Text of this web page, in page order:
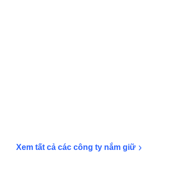
Xem tất cả các công ty nắm giữ